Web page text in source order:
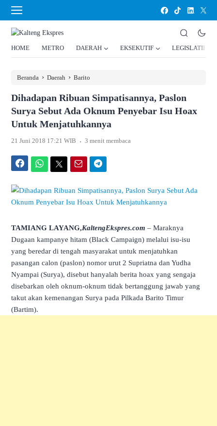
HOME METRO DAERAH EKSEKUTIF LEGISLATIF
Beranda › Daerah › Barito
Dihadapan Ribuan Simpatisannya, Paslon
Surya Sebut Ada Oknum Penyebar Isu Hoax
Untuk Menjatuhkannya
21 Juni 2018 17:21 WIB . 3 menit membaca
TAMIANG LAYANG,KaltengEkspres.com – Maraknya
Dugaan kampanye hitam (Black Campaign) melalui isu-isu
yang beredar di tengah masyarakat untuk menjatuhkan
pasangan calon (paslon) nomor urut 2 Supriatna dan Yudha
Nyampai (Surya), disebut hanyalah berita hoax yang sengaja
disebarkan oleh oknum-oknum tidak bertanggung jawab yang
takut akan kemenangan Surya pada Pilkada Barito Timur
(Bartim).